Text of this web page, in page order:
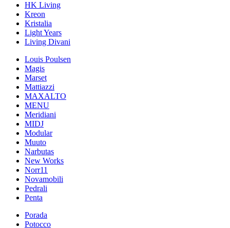
HK Living
Kreon
Kristalia
Light Years
Living Divani
Louis Poulsen
Magis
Marset
Mattiazzi
MAXALTO
MENU
Meridiani
MIDJ
Modular
Muuto
Narbutas
New Works
Norr11
Novamobili
Pedrali
Penta
Porada
Potocco